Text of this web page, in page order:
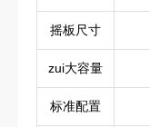
摇板尺寸
zui大容量
标准配置